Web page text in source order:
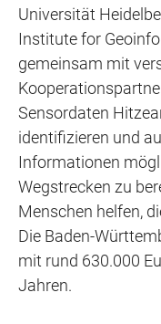
Universität
Institute for
gemeinsam mit
Sensordaten
identifizieren und
Informationen
Wegstrecken zu
Menschen helfen,
Die Baden-
mit rund 630.000
Jahren.